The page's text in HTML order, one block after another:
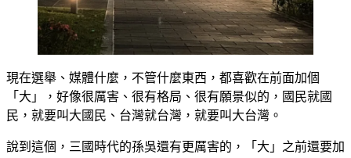
現在選舉、媒體什麼，不管什麼東西，都喜歡在前面加個
「大」，好像很厲害、很有格局、很有願景似的，國民就國
民，就要叫大國民、台灣就台灣，就要叫大台灣。
說到這個，三國時代的孫吳還有更厲害的，「大」之前還要加